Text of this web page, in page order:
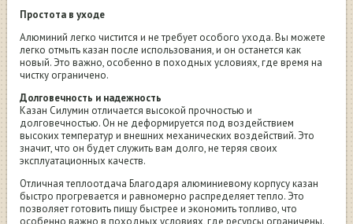
Простота в уходе
Алюминий легко чистится и не требует особого ухода. Вы можете
легко отмыть казан после использования, и он останется как
новый. Это важно, особенно в походных условиях, где время на
чистку ограничено.
Долговечность и надежность
Казан Силумин отличается высокой прочностью и
долговечностью. Он не деформируется под воздействием
высоких температур и внешних механических воздействий. Это
значит, что он будет служить вам долго, не теряя своих
эксплуатационных качеств.
Отличная теплоотдача Благодаря алюминиевому корпусу казан
быстро прогревается и равномерно распределяет тепло. Это
позволяет готовить пищу быстрее и экономить топливо, что